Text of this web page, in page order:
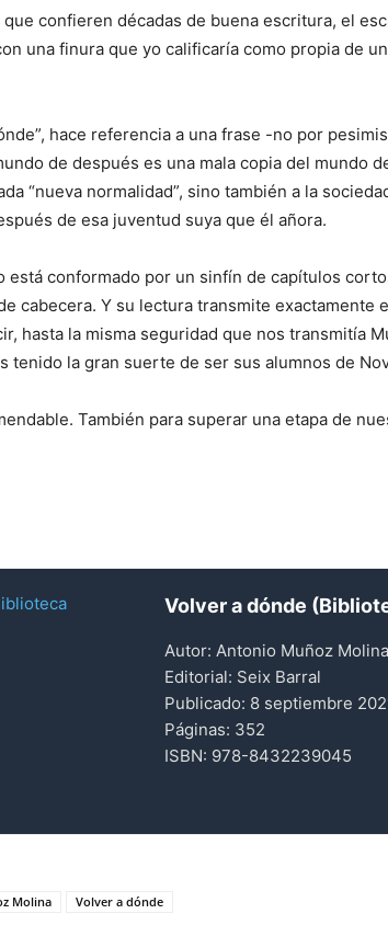
que confieren décadas de buena escritura, el
una finura que yo calificaría como propia de
hace referencia a una frase -no por
de después es una mala copia del mundo
“nueva normalidad”, sino también a la
de esa juventud suya que él añora.
está conformado por un sinfín de capítulos
cabecera. Y su lectura transmite exactamente
hasta la misma seguridad que nos transmitía
tenido la gran suerte de ser sus alumnos de
También para superar una etapa de
Volver a dónde
Autor: Antonio Muñoz Molina
Editorial: Seix Barral
Publicado: 8 septiembre
Páginas: 352
ISBN: 978-8432239045
Molina Volver a dónde